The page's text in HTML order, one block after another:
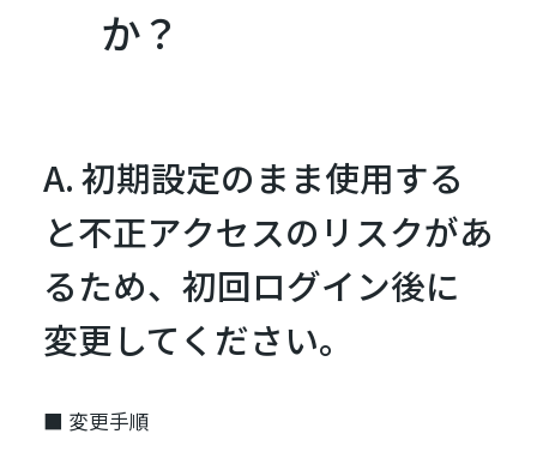
か？
A. 初期設定のまま使用する
と不正アクセスのリスクがあ
るため、初回ログイン後に
変更してください。
■ 変更手順